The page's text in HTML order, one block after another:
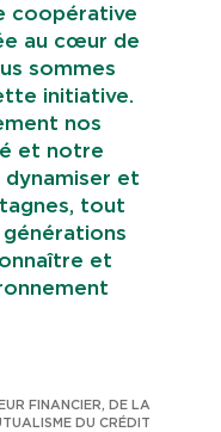
coopérative
au cœur de
sommes
initiative.
nos
et notre
dynamiser et
tout
et
FINANCIER, DE LA
DU CRÉDIT